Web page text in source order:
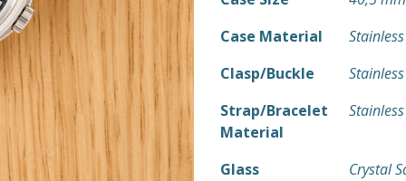
Case Material
Clasp/Buckle
Strap/Bracelet
Material
Glass
Crystal